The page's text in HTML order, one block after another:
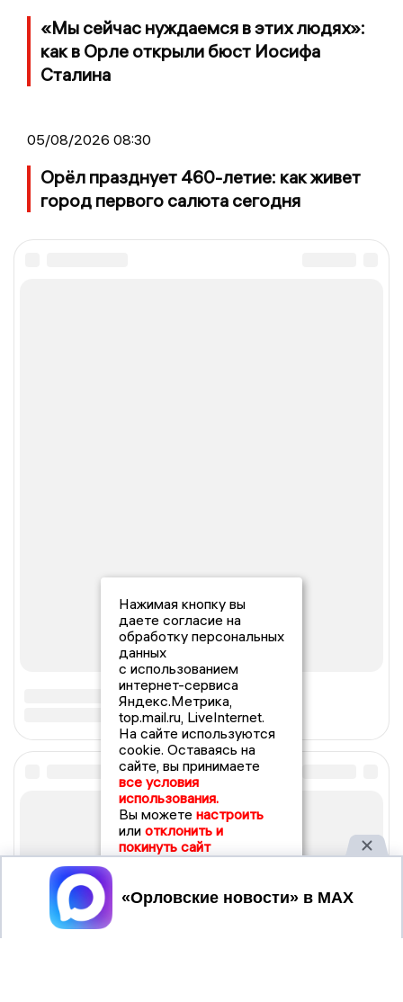
«Мы сейчас нуждаемся в этих людях»:
как в Орле открыли бюст Иосифа
Сталина
05/08/2026 08:30
Орёл празднует 460-летие: как живет
город первого салюта сегодня
Нажимая кнопку вы
даете согласие на
обработку персональных
данных
с использованием
интернет-сервиса
Яндекс.Метрика,
top.mail.ru, LiveInternet.
На сайте используются
cookie. Оставаясь на
сайте, вы принимаете
все условия
использования.
Вы можете настроить
или отклонить и
покинуть сайт
Принять